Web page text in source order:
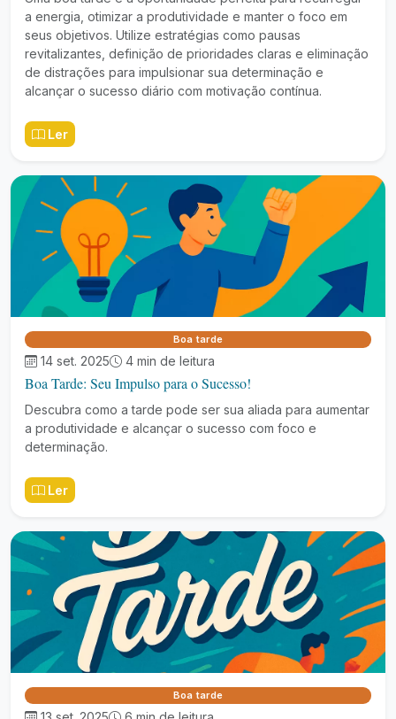
a energia, otimizar a produtividade e manter o foco em
seus objetivos. Utilize estratégias como pausas
revitalizantes, definição de prioridades claras e eliminação
de distrações para impulsionar sua determinação e
alcançar o sucesso diário com motivação contínua.
Ler
Boa tarde
14 set. 2025 4 min de leitura
Boa Tarde: Seu Impulso para o Sucesso!
Descubra como a tarde pode ser sua aliada para aumentar
a produtividade e alcançar o sucesso com foco e
determinação.
Ler
Boa tarde